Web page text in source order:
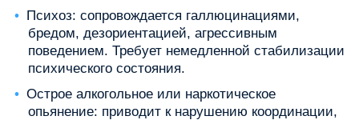
Психоз: сопровождается галлюцинациями,
бредом, дезориентацией, агрессивным
поведением. Требует немедленной стабилизации
психического состояния.
Острое алкогольное или наркотическое
опьянение: приводит к нарушению координации,